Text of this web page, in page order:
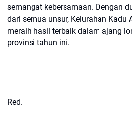
semangat kebersamaan. Dengan
dari semua unsur, Kelurahan Kadu
meraih hasil terbaik dalam ajang
provinsi tahun ini.
Red.